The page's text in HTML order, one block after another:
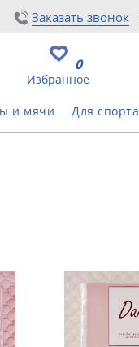
Заказать звонок
Избранное
0
и мячи Для спорта